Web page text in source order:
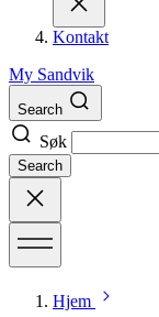
Kontakt
My Sandvik
Search
Søk
Search
Hjem